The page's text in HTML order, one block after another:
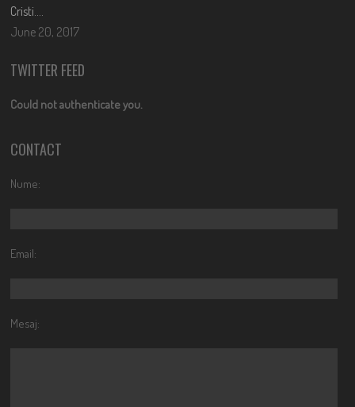
Cristi….
June 20, 2017
TWITTER FEED
Could not authenticate you.
CONTACT
Nume:
Email:
Mesaj: